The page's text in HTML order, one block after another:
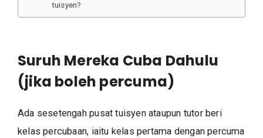
tuisyen?
Suruh Mereka Cuba Dahulu
(jika boleh percuma)
Ada sesetengah pusat tuisyen ataupun tutor beri
kelas percubaan, iaitu kelas pertama dengan percuma